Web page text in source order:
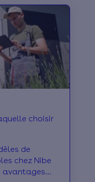
choisir
de
chez Nibe
avantages